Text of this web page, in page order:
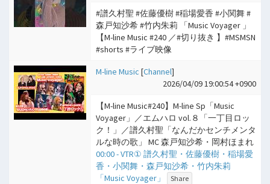
#譜久村聖 #佐藤優樹 #稲場愛香 #小関舞 #
森戸知沙希 #竹内朱莉 「Music Voyager 」
【M-line Music #240 ／#切り抜き 】#MSMSN
#shorts #ライブ映像
M-line Music [Channel]
2026/04/09 19:00:54 +0900
【M-line Music#240】M-line Sp「Music
Voyager」／エムハロ vol.８「一丁目ロッ
ク！」／譜久村聖「なんだかセンチメンタ
ルな時の歌」 MC 森戸知沙希・岡村ほまれ
00:00 - VTR① 譜久村聖・佐藤優樹・稲場愛
香・小関舞・森戸知沙希・竹内朱莉
「Music Voyager」
Share